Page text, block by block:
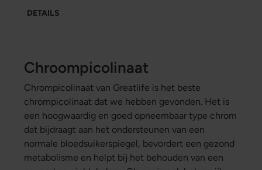
DETAILS
Chroompicolinaat
Chrompicolinaat van Greatlife is het beste
chrompicolinaat dat we hebben gevonden. Het is
een hoogwaardig en goed opneembaar type chrom
dat bijdraagt aan het ondersteunen van een
normale bloedsuikerspiegel, bevordert een gezond
metabolisme en helpt bij het behouden van een